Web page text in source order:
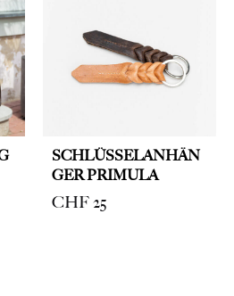
SCHLÜSSELANHÄN
GER PRIMULA
CHF25